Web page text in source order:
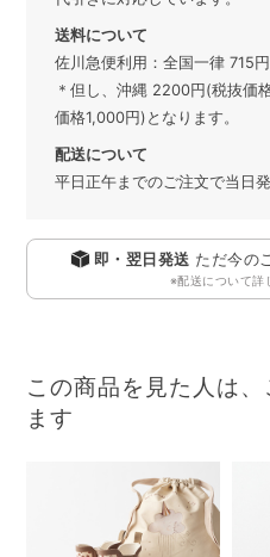
送料について
佐川急便利用：全国一律 715
＊但し、沖縄 2200円(税抜価
価格1,000円)となります。
配送について
平日正午までのご注文で当日
即・翌日発送 ただ今の
※配送について詳
この商品を見た人は
ます